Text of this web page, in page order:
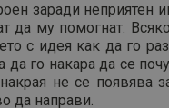
заради неприятен
да му помогнат.
с идея как да го
да го накара да се
не се появява
да направи.